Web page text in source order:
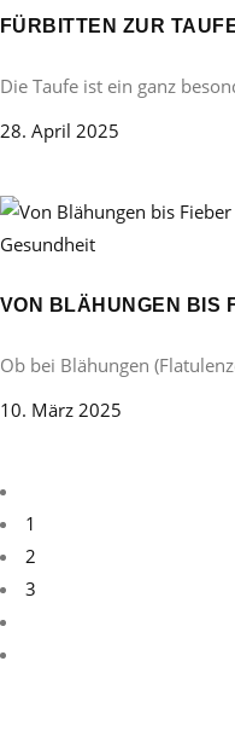
FÜRBITTEN ZUR
Die Taufe ist ein ganz
28. April 2025
Gesundheit
VON BLÄHUNGEN BIS
Ob bei Blähungen
10. März 2025
1
2
3